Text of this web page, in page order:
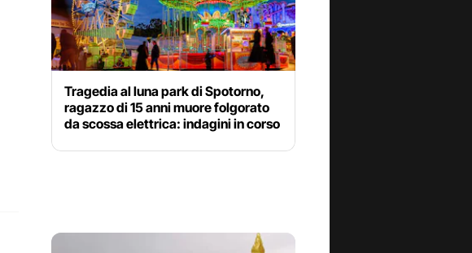
Tragedia al luna park di Spotorno,
ragazzo di 15 anni muore folgorato
da scossa elettrica: indagini in corso